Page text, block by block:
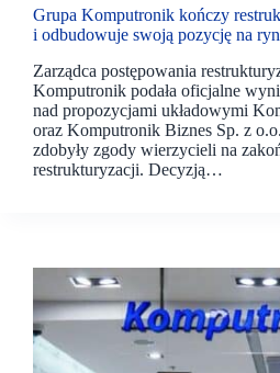
Grupa Komputronik kończy
i odbudowuje swoją pozycję na
Zarządca postępowania
Komputronik podała oficjalne
nad propozycjami układowymi
oraz Komputronik Biznes Sp. z
zdobyły zgody wierzycieli na
restrukturyzacji. Decyzją…